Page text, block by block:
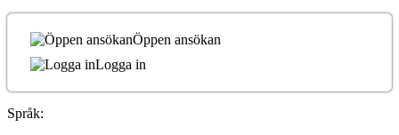
Öppen ansökan
Logga in
Språk: